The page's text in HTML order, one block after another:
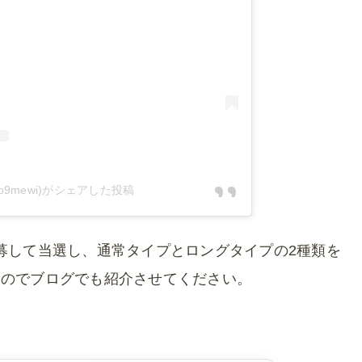
がシェアした投稿
して当選し、通常タイプとロングタイプの2種類を
でブログでも紹介させてください。